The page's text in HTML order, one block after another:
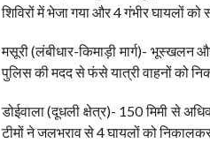
शिविरों में भेजा गया और 4 गंभीर घायलों
मसूरी (लंबीधार-किमाड़ी मार्ग)- भूस्खलन
पुलिस की मदद से फंसे यात्री वाहनों को
डोईवाला (दूधली क्षेत्र)- 150 मिमी से
टीमों ने जलभराव से 4 घायलों को निकालकर